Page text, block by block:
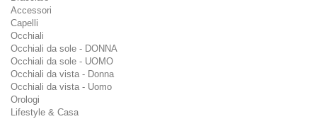
Accessori
Capelli
Occhiali
Occhiali da sole - DONNA
Occhiali da sole - UOMO
Occhiali da vista - Donna
Occhiali da vista - Uomo
Orologi
Lifestyle & Casa